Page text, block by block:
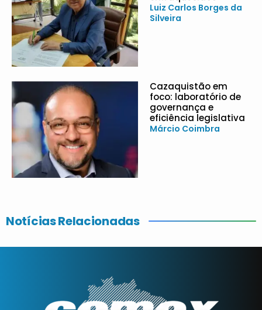
Luiz Carlos Borges da
Silveira
Cazaquistão em
foco: laboratório de
governança e
eficiência legislativa
Márcio Coimbra
Notícias Relacionadas